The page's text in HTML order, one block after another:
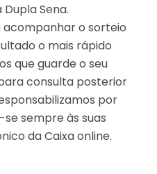
Sena.
o sorteio
o mais rápido
que guarde o seu
consulta posterior
por
sempre às suas
da Caixa online.